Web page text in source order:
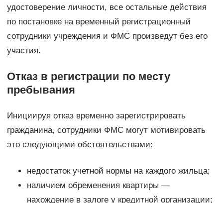
удостоверение личности, все остальные действия
по постановке на временный регистрационный
сотрудники учреждения и ФМС произведут без его
участия.
Отказ в регистрации по месту
пребывания
Инициируя отказ временно зарегистрировать
гражданина, сотрудники ФМС могут мотивировать
это следующими обстоятельствами:
недостаток учетной нормы на каждого жильца;
наличием обременения квартиры —
нахождение в залоге у кредитной организации;